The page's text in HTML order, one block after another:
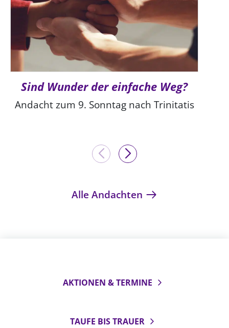
Sind Wunder der einfache Weg?
Andacht zum 9. Sonntag nach Trinitatis
Alle Andachten
AKTIONEN & TERMINE
TAUFE BIS TRAUER